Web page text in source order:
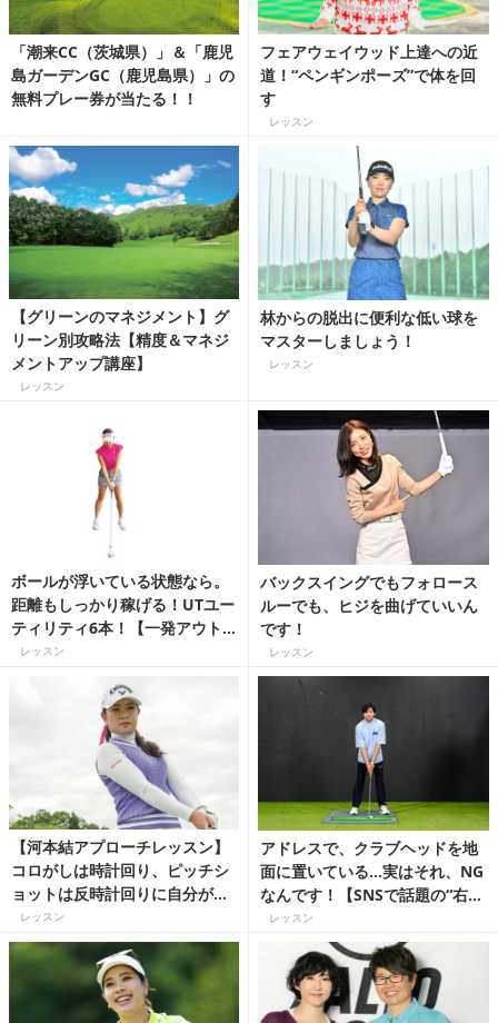
「潮来CC（茨城県）」＆「鹿児
島ガーデンGC（鹿児島県）」の
無料プレー券が当たる！！
フェアウェイウッド上達への近
道！“ペンギンポーズ”で体を回
す
レッスン
【グリーンのマネジメント】グ
リーン別攻略法【精度＆マネジ
メントアップ講座】
レッスン
林からの脱出に便利な低い球を
マスターしましょう！
レッスン
ボールが浮いている状態なら。
距離もしっかり稼げる！UTユー
ティリティ6本！【一発アウト
を叶えるラフ攻略レッスン】
レッスン
バックスイングでもフォロース
ルーでも、ヒジを曲げていいん
です！
レッスン
【河本結アプローチレッスン】
コロがしは時計回り、ピッチシ
ョットは反時計回りに自分が動
きます【弾道を打ち分ける球位
置】
レッスン
アドレスで、クラブヘッドを地
面に置いている…実はそれ、NG
なんです！【SNSで話題の“右手
先生”森山錬が教える！】
レッスン